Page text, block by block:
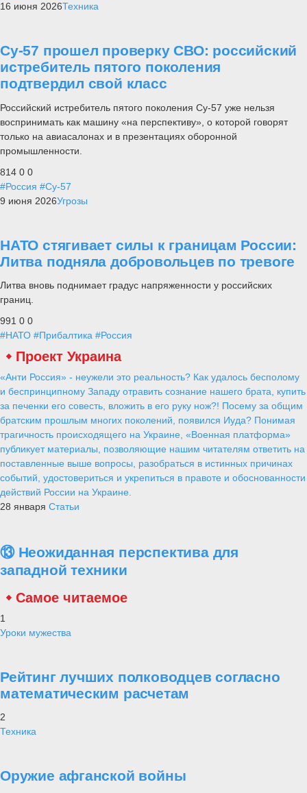
16 июня 2026Техника
Су-57 прошел проверку СВО: российский
истребитель пятого поколения
подтвердил свой класс
Российский истребитель пятого поколения Су-57 уже нельзя
воспринимать как машину «на перспективу», о которой говорят
только на авиасалонах и в презентациях оборонной
промышленности.
814 0 0
#Россия #Су-57
9 июня 2026Угрозы
НАТО стягивает силы к границам России:
Литва подняла добровольцев по тревоге
Литва вновь поднимает градус напряженности у российских
границ.
991 0 0
#НАТО #Прибалтика #Россия
Проект Украина
«Анти Россия» - неужели это реальность? Как удалось бесполому
и беспринципному Западу отравить сознание нашего брата, купить
за печенки его совесть, вложить в его руку нож?! Посему за общим
братским прошлым многих поколений, появился Иуда? Понимая
трагичность происходящего на Украине, «Военная платформа»
публикует материалы, позволяющие нашим читателям ответить на
поставленные выше вопросы, разобраться в истинных причинах
событий, удостовериться и укрепиться в правоте и обоснованности
действий России на Украине.
28 января Статьи
⑬ Неожиданная перспектива для
западной техники
Самое читаемое
1
Уроки мужества
Рейтинг лучших полководцев согласно
математическим расчетам
2
Техника
Оружие афганской войны